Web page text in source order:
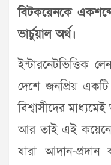
বিটকয়েনকে
ভার্চুয়াল অর্থ।
ইন্টারনেটভিত্তিক
দেশে জনপ্রিয় একটি
বিশ্বাসীদের
আর তাই এই
যারা আদান-